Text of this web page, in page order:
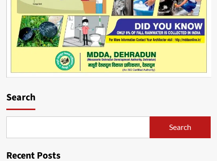
Search
Search
Recent Posts